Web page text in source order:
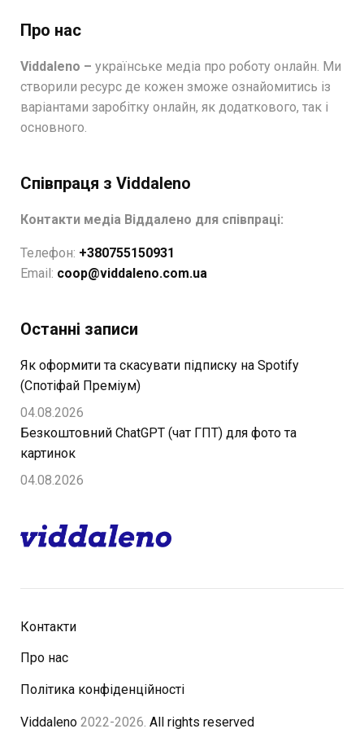
Про нас
Viddaleno – українське медіа про роботу онлайн. Ми
створили ресурс де кожен зможе ознайомитись із
варіантами заробітку онлайн, як додаткового, так і
основного.
Співпраця з Viddaleno
Контакти медіа Віддалено для співпраці:
Телефон: +380755150931
Email: coop@viddaleno.com.ua
Останні записи
Як оформити та скасувати підписку на Spotify
(Спотіфай Преміум)
04.08.2026
Безкоштовний ChatGPT (чат ГПТ) для фото та
картинок
04.08.2026
Контакти
Про нас
Політика конфіденційності
Viddaleno2022-2026. All rights reserved